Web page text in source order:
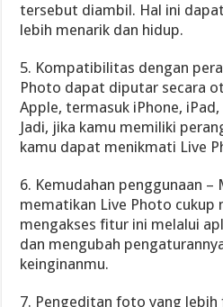
tersebut diambil. Hal ini
lebih menarik dan hidup.
5. Kompatibilitas dengan
Photo dapat diputar secara
Apple, termasuk iPhone,
Jadi, jika kamu memiliki
kamu dapat menikmati Live
6. Kemudahan penggunaan
mematikan Live Photo cukup
mengakses fitur ini melalui
dan mengubah
keinginanmu.
7. Pengeditan foto yang lebih